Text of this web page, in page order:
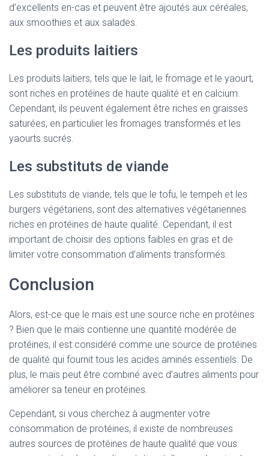
d’excellents en-cas et peuvent être ajoutés aux céréales,
aux smoothies et aux salades.
Les produits laitiers
Les produits laitiers, tels que le lait, le fromage et le yaourt,
sont riches en protéines de haute qualité et en calcium.
Cependant, ils peuvent également être riches en graisses
saturées, en particulier les fromages transformés et les
yaourts sucrés.
Les substituts de viande
Les substituts de viande, tels que le tofu, le tempeh et les
burgers végétariens, sont des alternatives végétariennes
riches en protéines de haute qualité. Cependant, il est
important de choisir des options faibles en gras et de
limiter votre consommation d’aliments transformés.
Conclusion
Alors, est-ce que le maïs est une source riche en protéines
? Bien que le maïs contienne une quantité modérée de
protéines, il est considéré comme une source de protéines
de qualité qui fournit tous les acides aminés essentiels. De
plus, le maïs peut être combiné avec d’autres aliments pour
améliorer sa teneur en protéines.
Cependant, si vous cherchez à augmenter votre
consommation de protéines, il existe de nombreuses
autres sources de protéines de haute qualité que vous